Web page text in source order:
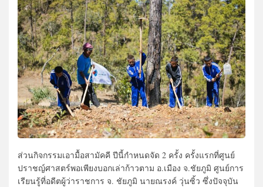
ส่วนกิจกรรมเอามื้อสามัคคี ปีนี้กำหนดจัด 2 ครั้ง ครั้งแรกที่ศูนย์
ปราชญ์ศาสตร์พอเพียงบอกเล่าก้าวตาม อ.เมือง จ.ชัยภูมิ ศูนย์การ
เรียนรู้ที่อดีตผู้ว่าราชการ จ. ชัยภูมิ นายณรงค์ วุ่นซิ้ว ซึ่งปัจจุบัน